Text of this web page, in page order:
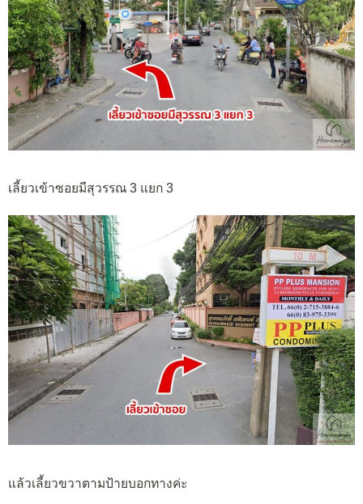
เลี้ยวเข้าซอยมีสุวรรณ 3 แยก 3
แล้วเลี้ยวขวาตามป้ายบอกทางค่ะ